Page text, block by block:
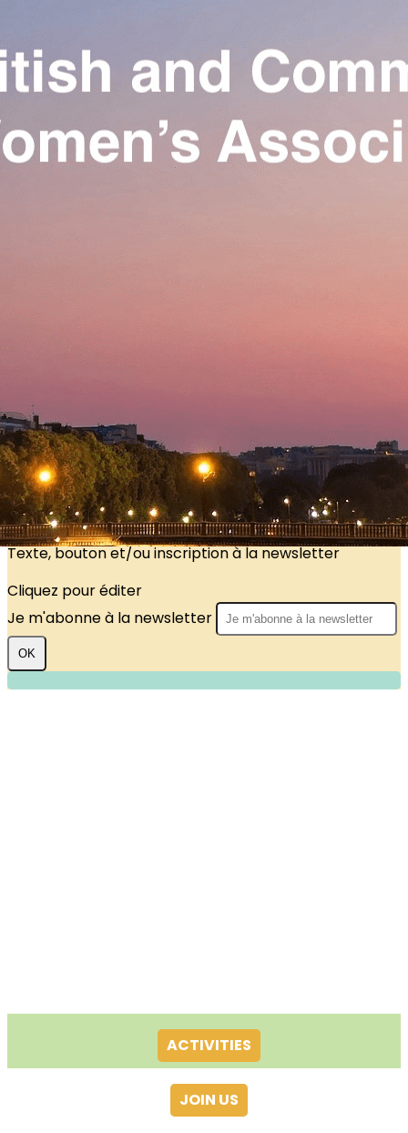
Exporter uniquement les colonnes affichées
Ajoutez un logo, un bouton, des réseaux sociaux
Our Association
Activities
Join us
?>
Images de la page d'accueil
Cliquez pour éditer
Texte, bouton et/ou inscription à la newsletter
Cliquez pour éditer
Je m'abonne à la newsletter
OK
ACTIVITIES
JOIN US